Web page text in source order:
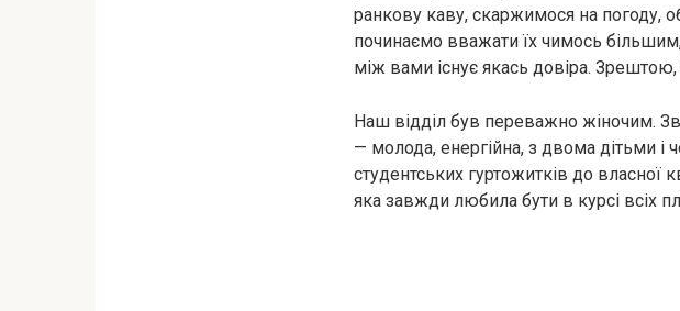
ранкову каву, скаржимося на погоду,
починаємо вважати їх чимось
між вами існує якась довіра.
Наш відділ був переважно жіночим.
— молода, енергійна, з двома дітьми
студентських гуртожитків до власної
яка завжди любила бути в курсі всіх